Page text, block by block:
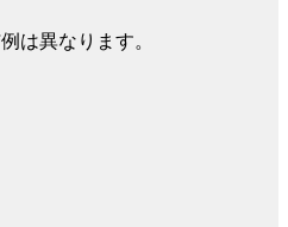
は異なります。